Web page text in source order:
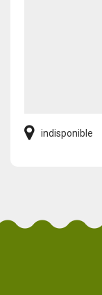
indisponible